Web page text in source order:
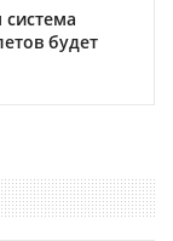
система
будет